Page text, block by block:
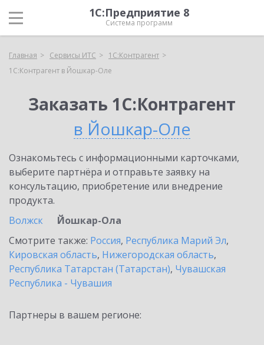
1С:Предприятие 8
Система программ
Главная Сервисы ИТС
1С:Контрагент
1С:Контрагент в Йошкар-Оле
Заказать 1С:Контрагент
в Йошкар-Оле
Ознакомьтесь с информационными карточками,
выберите партнёра и отправьте заявку на
консультацию, приобретение или внедрение
продукта.
Волжск
Йошкар-Ола
Смотрите также: Россия, Республика Марий Эл,
Кировская область, Нижегородская область,
Республика Татарстан (Татарстан), Чувашская
Республика - Чувашия
Партнеры в вашем регионе: